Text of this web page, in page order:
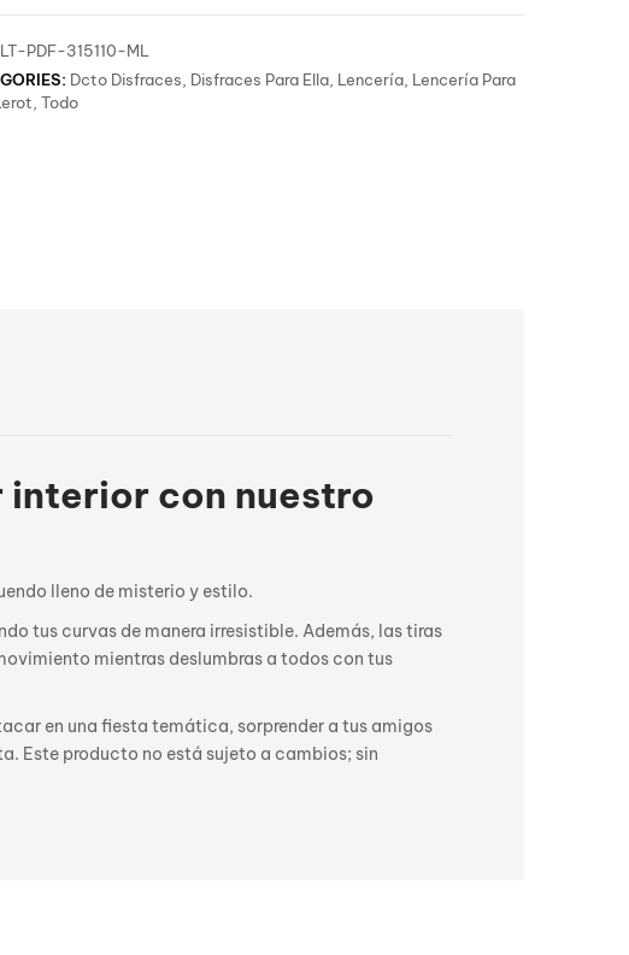
LT-PDF-315110-ML
Dcto Disfraces Disfraces Para Ella Lencería Lencería Para
Todo
interior con nuestro
lleno de misterio y estilo.
tus curvas de manera irresistible. Además, las tiras
mientras deslumbras a todos con tus
en una fiesta temática, sorprender a tus amigos
Este producto no está sujeto a cambios; sin